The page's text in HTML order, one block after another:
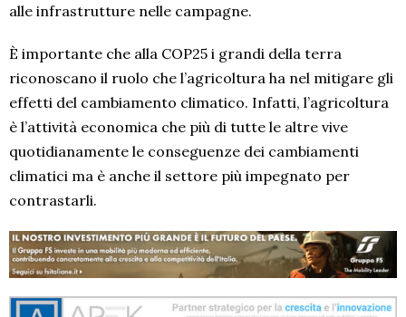
alle infrastrutture nelle campagne.
È importante che alla COP25 i grandi della terra
riconoscano il ruolo che l’agricoltura ha nel mitigare gli
effetti del cambiamento climatico. Infatti, l’agricoltura
è l’attività economica che più di tutte le altre vive
quotidianamente le conseguenze dei cambiamenti
climatici ma è anche il settore più impegnato per
contrastarli.